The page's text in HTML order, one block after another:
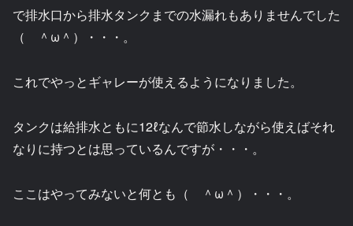
で排水口から排水タンクまでの水漏れもありませんでした
（ ＾ω＾）・・・。
これでやっとギャレーが使えるようになりました。
タンクは給排水ともに12ℓなんで節水しながら使えばそれ
なりに持つとは思っているんですが・・・。
ここはやってみないと何とも（ ＾ω＾）・・・。